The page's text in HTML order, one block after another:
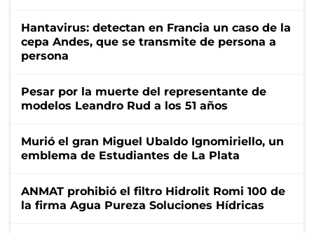
Hantavirus: detectan en Francia un caso de la
cepa Andes, que se transmite de persona a
persona
Pesar por la muerte del representante de
modelos Leandro Rud a los 51 años
Murió el gran Miguel Ubaldo Ignomiriello, un
emblema de Estudiantes de La Plata
ANMAT prohibió el filtro Hidrolit Romi 100 de
la firma Agua Pureza Soluciones Hídricas